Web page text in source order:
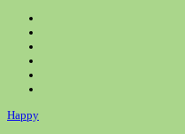
Inhalt
springen
Happy